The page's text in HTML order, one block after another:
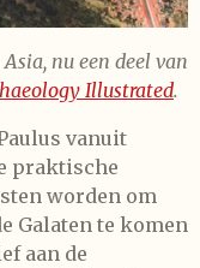
nu een deel van
Illustrated.
vanuit
praktische
worden om
Galaten te komen
aan de